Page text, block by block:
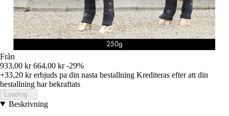
Från
933,00 kr 664,00 kr -29%
+33,20 krerbjuds pa din nasta bestallning Krediteras efter att din
bestallning har bekraftats
Loading...
Beskrivning